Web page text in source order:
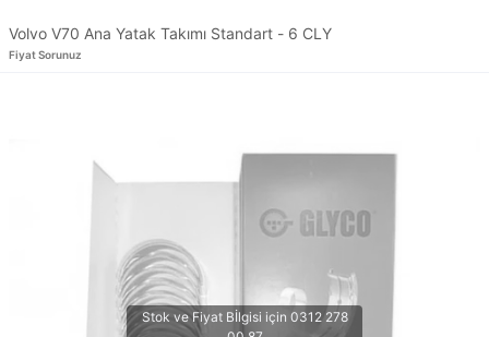
Volvo V70 Ana Yatak Takımı Standart - 6 CLY
Fiyat Sorunuz